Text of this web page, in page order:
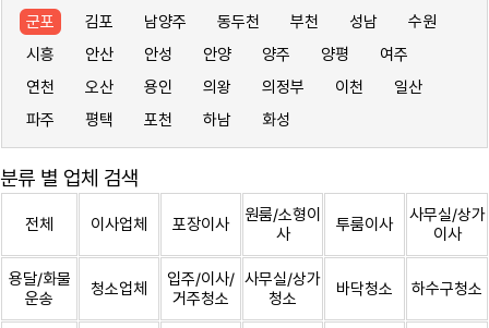
군포
김포 남양주 동두천 부천 성남
수원
시흥
안산 안성 안양 양주 양평
여주
연천
오산 용인 의왕 의정부 이천
일산
파주
평택 포천 하남 화성
분류 별 업체 검색
전체 이사업체 포장이사
원룸/소형이
사
투룸이사
사무실/상가
이사
용달/화물
운송
청소업체
입주/이사/
거주청소
사무실/상가
청소
바닥청소 하수구청소